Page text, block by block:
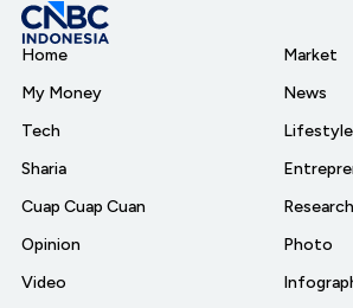
Home
My Money
Tech
Sharia
Cuap Cuap Cuan
Opinion
Video
Market
News
Lifestyle
Research
Photo